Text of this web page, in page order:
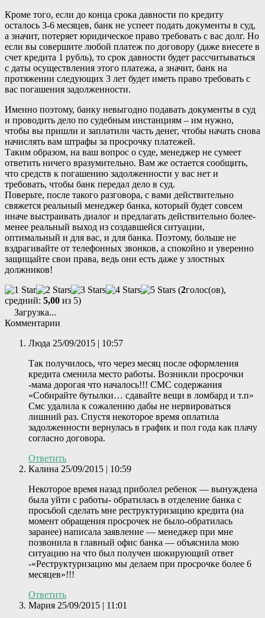
Кроме того, если до конца срока давности по кредиту
осталось 3-6 месяцев, банк не успеет подать документы в суд,
а значит, потеряет юридическое право требовать с вас долг. Но
если вы совершите любой платеж по договору (даже внесете в
счет кредита 1 рубль), то срок давности будет рассчитываться
с даты осуществления этого платежа, а значит, банк на
протяжении следующих 3 лет будет иметь право требовать с
вас погашения задолженности.
Именно поэтому, банку невыгодно подавать документы в суд
и проводить дело по судебным инстанциям – им нужно,
чтобы вы пришли и заплатили часть денег, чтобы начать снова
начислять вам штрафы за просрочку платежей.
Таким образом, на ваш вопрос о суде, менеджер не сумеет
ответить ничего вразумительно. Вам же остается сообщить,
что средств к погашению задолженности у вас нет и
требовать, чтобы банк передал дело в суд.
Поверьте, после такого разговора, с вами действительно
свяжется реальный менеджер банка, который будет совсем
иначе выстраивать диалог и предлагать действительно более-
менее реальный выход из создавшейся ситуации,
оптимальный и для вас, и для банка. Поэтому, больше не
вздрагивайте от телефонных звонков, а спокойно и уверенно
защищайте свои права, ведь они есть даже у злостных
должников!
(2голос(ов),
средний: 5,00 из 5)
Загрузка...
Комментарии
Люда 25/09/2015 | 10:57
Так получилось, что через месяц после оформления
кредита сменила место работы. Возникли просрочки
-мама дорогая что началось!!! СМС содержания
«Собирайте бутылки… сдавайте вещи в ломбард и т.п»
Смс удалила к сожалению дабы не нервироваться
лишний раз. Спустя некоторое время оплатила
задолженности вернулась в график и пол года как плачу
согласно договора.
Ответить
Калина 25/09/2015 | 10:59
Некоторое время назад приболел ребенок — вынуждена
была уйти с работы- обратилась в отделение банка с
просьбой сделать мне реструктуризацию кредита (на
момент обращения просрочек не было-обратилась
заранее) написала заявление — менеджер при мне
позвонила в главный офис банка — объяснила мою
ситуацию на что был получен шокирующий ответ
-«Реструктуризацию мы делаем при просрочке более 6
месяцев»!!!
Ответить
Мария 25/09/2015 | 11:01